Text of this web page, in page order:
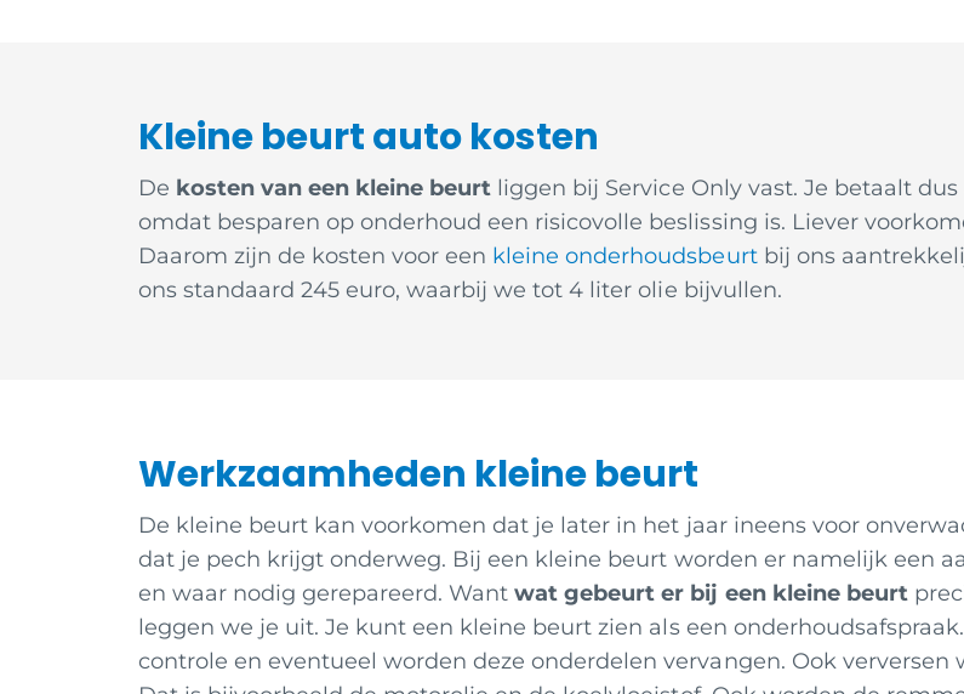
Kleine beurt auto kosten
De kosten van een kleine beurt liggen bij Service Only vast. Je betaalt
omdat besparen op onderhoud een risicovolle beslissing is. Liever
Daarom zijn de kosten voor een kleine onderhoudsbeurtbij ons
ons standaard 245 euro, waarbij we tot 4 liter olie bijvullen.
Werkzaamheden kleine beurt
De kleine beurt kan voorkomen dat je later in het jaar ineens voor
dat je pech krijgt onderweg. Bij een kleine beurt worden er namelijk een
en waar nodig gerepareerd. Want wat gebeurt er bij een kleine beurt
leggen we je uit. Je kunt een kleine beurt zien als een
controle en eventueel worden deze onderdelen vervangen. Ook